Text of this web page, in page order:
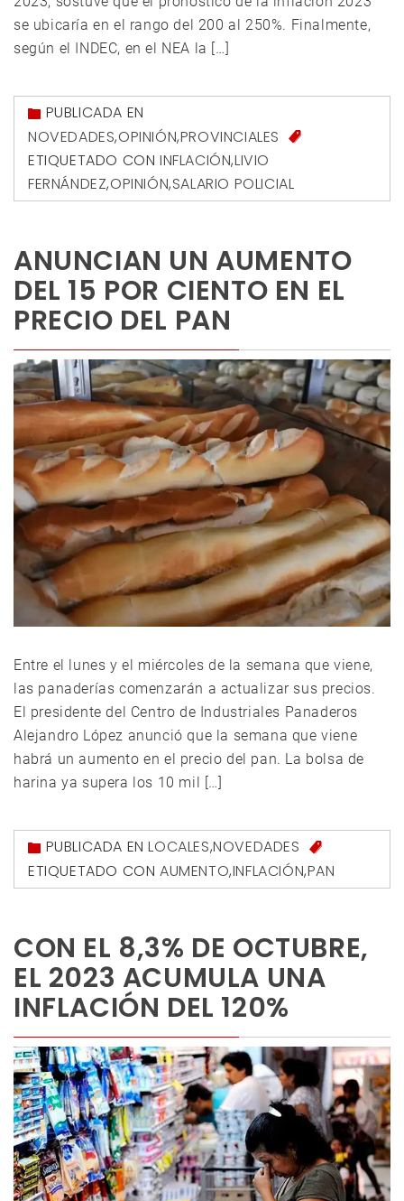
se ubicaría en el rango del 200 al 250%. Finalmente,
según el INDEC, en el NEA la […]
PUBLICADA EN
NOVEDADES,OPINIÓN,PROVINCIALES
ETIQUETADO CON INFLACIÓN,LIVIO
FERNÁNDEZ,OPINIÓN,SALARIO POLICIAL
ANUNCIAN UN AUMENTO
DEL 15 POR CIENTO EN EL
PRECIO DEL PAN
Entre el lunes y el miércoles de la semana que viene,
las panaderías comenzarán a actualizar sus precios.
El presidente del Centro de Industriales Panaderos
Alejandro López anunció que la semana que viene
habrá un aumento en el precio del pan. La bolsa de
harina ya supera los 10 mil […]
PUBLICADA ENLOCALES,NOVEDADES
ETIQUETADO CON AUMENTO,INFLACIÓN,PAN
CON EL 8,3% DE OCTUBRE,
EL 2023 ACUMULA UNA
INFLACIÓN DEL 120%